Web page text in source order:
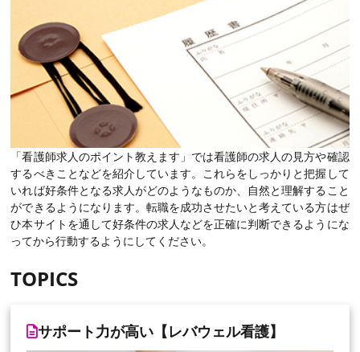
「看護師求人のポイント教えます」では看護師の求人の見方や確認
するべきことなどを紹介しています。これらをしっかりと把握して
いれば好条件となる求人がどのようなものか、自然と理解すること
ができるようになります。転職を成功させたいと考えている方はぜ
ひ本サイトを通して好条件の求人などを正確に判断できるようにな
ってから行動するようにしてください。
TOPICS
サポート力が高い【レバウェル看護】